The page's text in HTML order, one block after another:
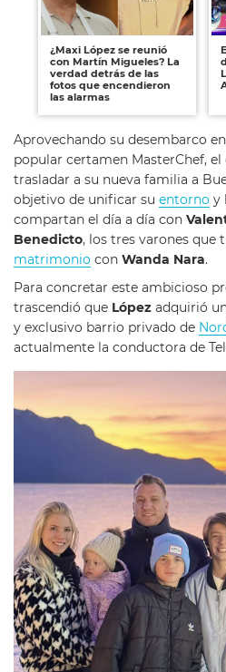
¿Maxi López se reunió
con Martín Migueles? La
verdad detrás de las
fotos que encendieron
las alarmas
Aprovechando su desembarco
popular certamen MasterChef,
trasladar a su nueva familia a
objetivo de unificar su entorno y
compartan el día a día con
Benedicto, los tres varones que
matrimonio con Wanda Nara.
Para concretar este ambicioso
trascendió que López adquirió
y exclusivo barrio privado de
actualmente la conductora de